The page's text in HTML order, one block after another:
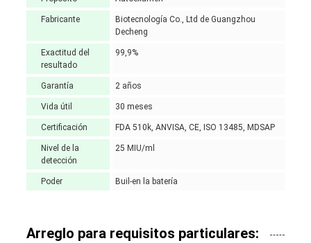
Fabricante
Biotecnología Co., Ltd de Guangzhou
Decheng
Exactitud del
resultado
99,9%
Garantía 2 años
Vida útil 30 meses
Certificación FDA 510k, ANVISA, CE, ISO 13485, MDSAP
Nivel de la
detección
25 MIU/ml
Poder Buil-en la batería
Arreglo para requisitos particulares: